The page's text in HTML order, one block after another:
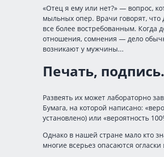
«Отец я ему или нет?» — вопрос,
мыльных опер. Врачи говорят, что
все более востребованным. Когда
отношения, сомнения — дело
возникают у мужчины...
Печать,
Развеять их может лабораторно
Бумага, на которой написано:
установлено) или «вероятность
Однако в нашей стране мало кто
многие всерьез опасаются